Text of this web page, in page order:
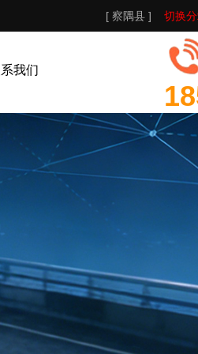
[ 察隅县 ] 切换
我们